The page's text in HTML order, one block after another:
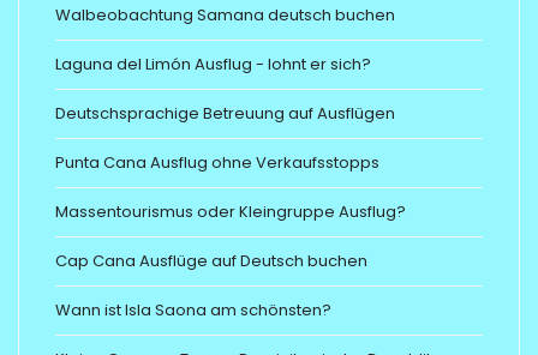
Walbeobachtung Samana deutsch buchen
Laguna del Limón Ausflug - lohnt er sich?
Deutschsprachige Betreuung auf Ausflügen
Punta Cana Ausflug ohne Verkaufsstopps
Massentourismus oder Kleingruppe Ausflug?
Cap Cana Ausflüge auf Deutsch buchen
Wann ist Isla Saona am schönsten?